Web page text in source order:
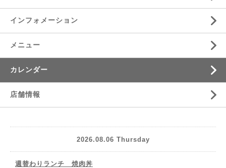
インフォメーション
メニュー
カレンダー
店舗情報
2026.08.06 Thursday
週替わりランチ 焼肉丼